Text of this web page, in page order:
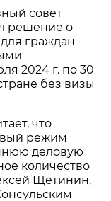
совет
решение о
граждан
2024 г. по 30
без визы
что
режим
деловую
количество
Щетинин,